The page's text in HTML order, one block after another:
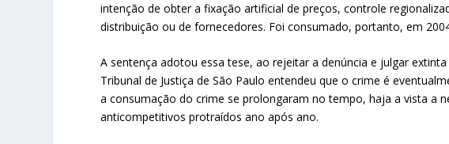
intenção de obter a fixação artificial de preços, controle
distribuição ou de fornecedores. Foi consumado, portanto, em
A sentença adotou essa tese, ao rejeitar a denúncia e julgar
Tribunal de Justiça de São Paulo entendeu que o crime é
a consumação do crime se prolongaram no tempo, haja a vista a
anticompetitivos protraídos ano após ano.